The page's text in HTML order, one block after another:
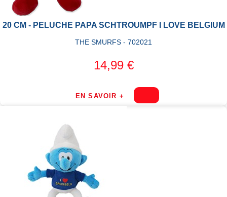
20 CM - PELUCHE PAPA SCHTROUMPF I LOVE BELGIUM
THE SMURFS - 702021
14,99 €
EN SAVOIR +